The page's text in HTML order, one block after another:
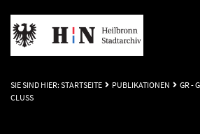
SIE SIND HIER: STARTSEITE PUBLIKATIONEN GR -
CLUSS